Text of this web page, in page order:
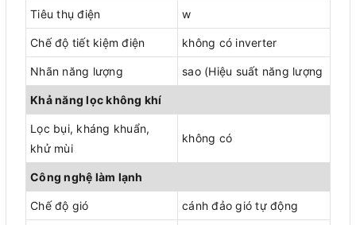
Tiêu thụ điện w
Chế độ tiết kiệm điện không có inverter
Nhãn năng lượng sao (Hiệu suất năng lượng
Khả năng lọc không khí
Lọc bụi, kháng khuẩn,
khử mùi
không có
Công nghệ làm lạnh
Chế độ gió cánh đảo gió tự động